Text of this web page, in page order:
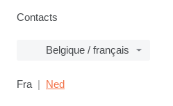
Contacts
Belgique / français
Fra Ned